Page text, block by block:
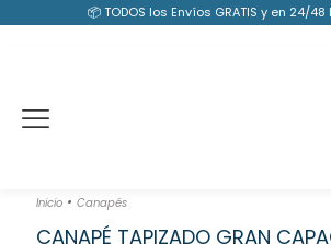
📦 TODOS los Envíos GRATIS y en 24/48
Inicio • Canapés
CANAPÉ TAPIZADO GRAN